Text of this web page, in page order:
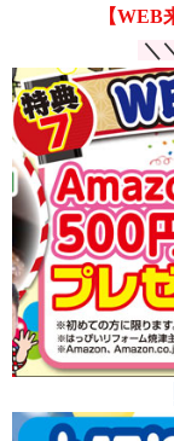
【WEB
＼